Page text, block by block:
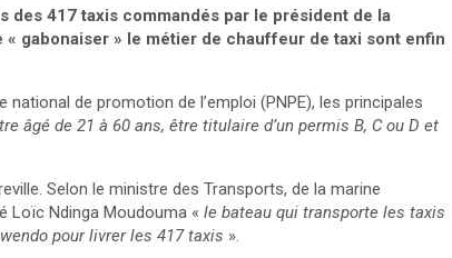
417 taxis commandés par le président de la
gabonaiser » le métier de chauffeur de taxi sont enfin
de promotion de l’emploi (PNPE), les principales
âgé de 21 à 60 ans, être titulaire d’un permis B, C ou D et
Selon le ministre des Transports, de la marine
Loïc Ndinga Moudouma « le bateau qui transporte les taxis
pour livrer les 417 taxis ».